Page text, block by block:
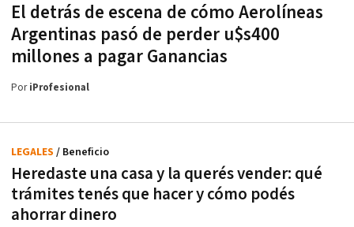
El detrás de escena de cómo Aerolíneas
Argentinas pasó de perder u$s400
millones a pagar Ganancias
PoriProfesional
Heredaste una casa y la querés vender: qué
trámites tenés que hacer y cómo podés
ahorrar dinero
LEGALES / Beneficio